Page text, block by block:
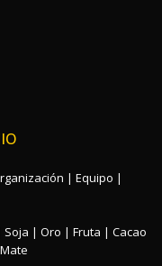
| Equipo |
Soja | Oro | Fruta | Cacao